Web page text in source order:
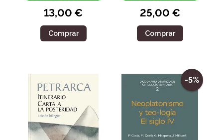
13,00 €
Comprar
25,00 €
Comprar
-5%